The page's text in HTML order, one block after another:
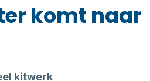
komt naar
kitwerk